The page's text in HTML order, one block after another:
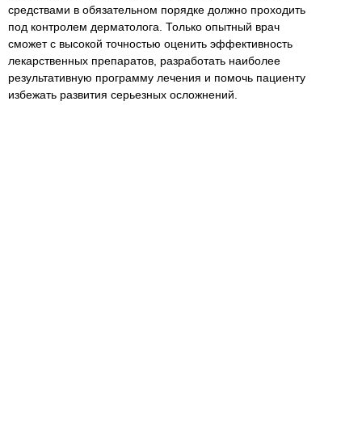
средствами в обязательном порядке должно проходить
под контролем дерматолога. Только опытный врач
сможет с высокой точностью оценить эффективность
лекарственных препаратов, разработать наиболее
результативную программу лечения и помочь пациенту
избежать развития серьезных осложнений.